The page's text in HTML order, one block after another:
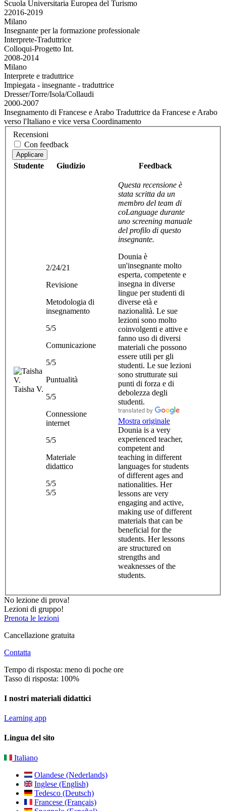
Scuola Universitaria Europea del Turismo
22016-2019
Milano
Insegnante per la formazione professionale
Interprete-Traduttrice
Colloqui-Progetto Int.
2008-2014
Milano
Interprete e traduttrice
Impiegata - insegnante - traduttrice
Dresser/Torre/Isola/Collaudi
2000-2007
Insegnamento di Francese e Arabo Traduttrice da Francese e Arabo
verso l'Italiano e vice versa Coordinamento
Recensioni
Con feedback
Applicare
Studente Giudizio Feedback
Taisha V.
2/24/21
Revisione
Metodologia di
insegnamento
5/5
Comunicazione
5/5
Puntualità
5/5
Connessione
internet
5/5
Materiale
didattico
5/5
5/5
Questa recensione è
stata scritta da un
membro del team di
coLanguage durante
uno screening manuale
del profilo di questo
insegnante.
Dounia è
un'insegnante molto
esperta, competente e
insegna in diverse
lingue per studenti di
diverse età e
nazionalità. Le sue
lezioni sono molto
coinvolgenti e attive e
fanno uso di diversi
materiali che possono
essere utili per gli
studenti. Le sue lezioni
sono strutturate sui
punti di forza e di
debolezza degli
studenti.
Mostra originale
Dounia is a very
experienced teacher,
competent and
teaching in different
languages for students
of different ages and
nationalities. Her
lessons are very
engaging and active,
making use of different
materials that can be
beneficial for the
students. Her lessons
are structured on
strengths and
weaknesses of the
students.
No lezione di prova!
Lezioni di gruppo!
Prenota le lezioni
Cancellazione gratuita
Contatta
Tempo di risposta: meno di poche ore
Tasso di risposta: 100%
I nostri materiali didattici
Learning app
Lingua del sito
Italiano
Olandese (Nederlands)
Inglese (English)
Tedesco (Deutsch)
Francese (Français)